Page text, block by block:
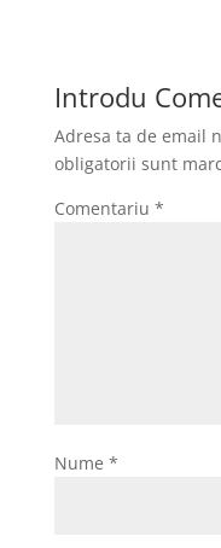
Introdu
Adresa ta de email
obligatorii sunt
Comentariu *
Nume *